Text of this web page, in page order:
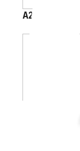
A2020A